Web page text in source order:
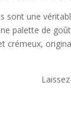
sont une
palette de
crémeux,